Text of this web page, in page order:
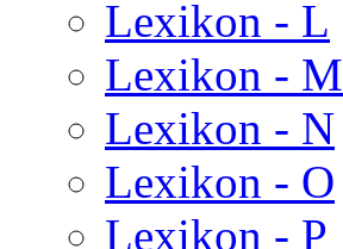
Lexikon - L
Lexikon - M
Lexikon - N
Lexikon - O
Lexikon - P